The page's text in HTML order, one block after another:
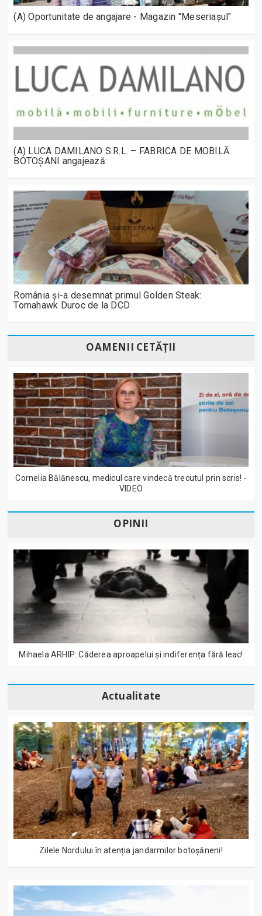
(A) Oportunitate de angajare - Magazin "Meseriașul"
(A) LUCA DAMILANO S.R.L. – FABRICA DE MOBILĂ
BOTOȘANI angajează:
România și-a desemnat primul Golden Steak:
Tomahawk Duroc de la DCD
OAMENII CETĂȚII
Cornelia Bălănescu, medicul care vindecă trecutul prin scris! -
VIDEO
OPINII
Mihaela ARHIP: Căderea aproapelui și indiferența fără leac!
Actualitate
Zilele Nordului în atenția jandarmilor botoșăneni!